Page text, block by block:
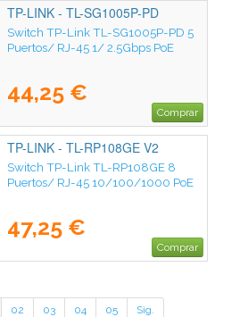
TP-LINK - TL-SG1005P-PD
Switch TP-Link TL-SG1005P-PD 5
Puertos/ RJ-45 1/ 2.5Gbps PoE
44,25 €
Comprar
TP-LINK - TL-RP108GE V2
Switch TP-Link TL-RP108GE 8
Puertos/ RJ-45 10/100/1000 PoE
47,25 €
Comprar
02 03 04 05 Sig.